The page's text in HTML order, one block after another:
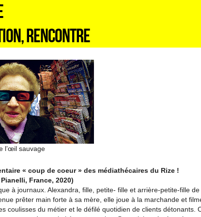
RENCONTRE
l’œil sauvage
« coup de coeur » des médiathécaires du Rize !
France, 2020)
à journaux. Alexandra, fille, petite- fille et arrière-petite-fille
prêter main forte à sa mère, elle joue à la marchande et
coulisses du métier et le défilé quotidien de clients détonants.